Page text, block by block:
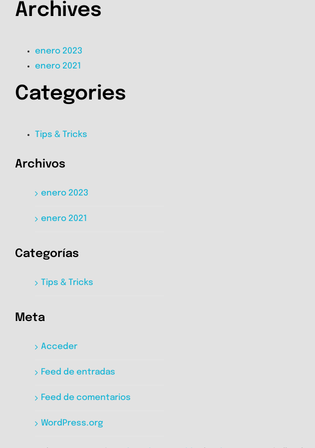
Archives
enero 2023
enero 2021
Categories
Tips & Tricks
Archivos
enero 2023
enero 2021
Categorías
Tips & Tricks
Meta
Acceder
Feed de entradas
Feed de comentarios
WordPress.org